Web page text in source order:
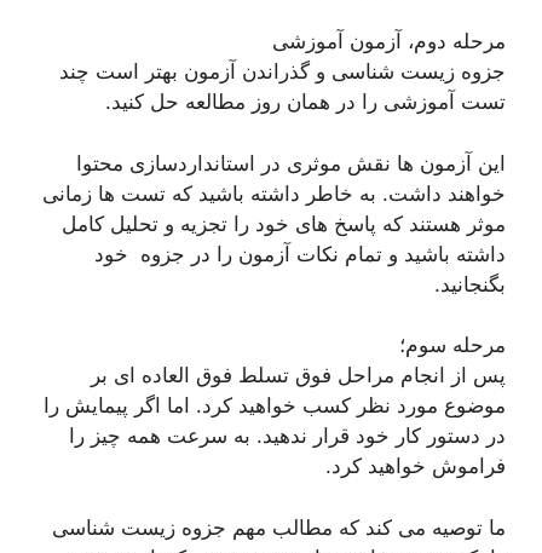
مرحله دوم، آزمون آموزشی
جزوه زیست شناسی و گذراندن آزمون بهتر است چند
تست آموزشی را در همان روز مطالعه حل کنید.
این آزمون ها نقش موثری در استانداردسازی محتوا
خواهند داشت. به خاطر داشته باشید که تست ها زمانی
موثر هستند که پاسخ های خود را تجزیه و تحلیل کامل
داشته باشید و تمام نکات آزمون را در جزوه خود
بگنجانید.
مرحله سوم؛
پس از انجام مراحل فوق تسلط فوق العاده ای بر
موضوع مورد نظر کسب خواهید کرد. اما اگر پیمایش را
در دستور کار خود قرار ندهید. به سرعت همه چیز را
فراموش خواهید کرد.
ما توصیه می کند که مطالب مهم جزوه زیست شناسی